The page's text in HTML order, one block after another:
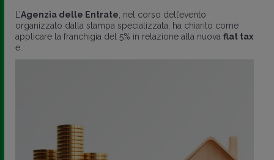
nel corso dell’evento
ha chiarito come
in relazione alla nuova flat tax
Entro il 31 ottobre i
con l'invio della
previstenuove voci e